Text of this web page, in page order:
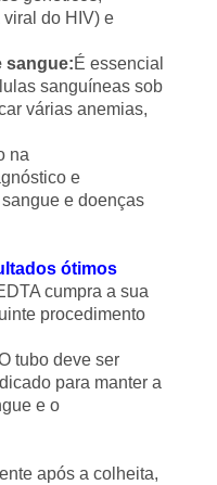
do HIV) e
sangue:É essencial
sanguíneas sob
várias anemias,
na
e
e doenças
ótimos
cumpra a sua
procedimento
tubo deve ser
para manter a
e o
após a colheita,